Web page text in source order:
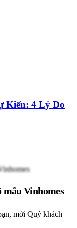
Kiến: 4 Lý Do
mẫu Vinhomes
mời Quý khách